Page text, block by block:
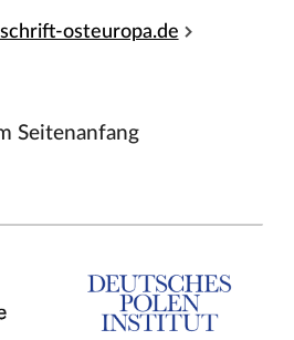
osteuropa.de
Seitenanfang